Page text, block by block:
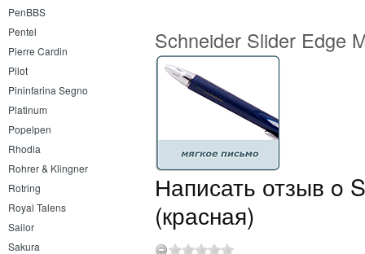
PenBBS
Pentel
Pierre Cardin
Pilot
Pininfarina Segno
Platinum
Popelpen
Rhodia
Rohrer & Klingner
Rotring
Royal Talens
Sailor
Sakura
Schneider Slider Edge
Написать отзыв o
(красная)